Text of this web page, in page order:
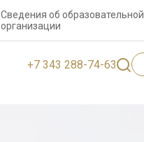
Сведения об образовательной
организации
+7 343 288-74-63